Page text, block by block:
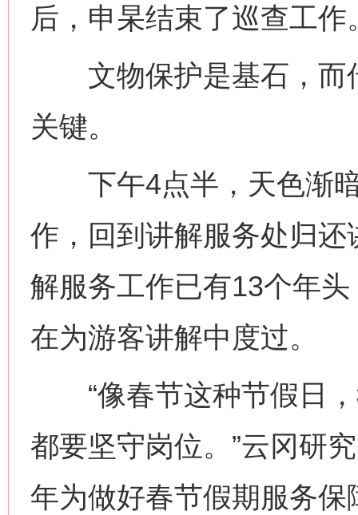
后，申杲结束了巡查工作
文物保护是基石，而
关键。
下午4点半，天色渐暗
作，回到讲解服务处归
解服务工作已有13个年
在为游客讲解中度过。
“像春节这种节假日，
都要坚守岗位。”云冈研
年为做好春节假期服务